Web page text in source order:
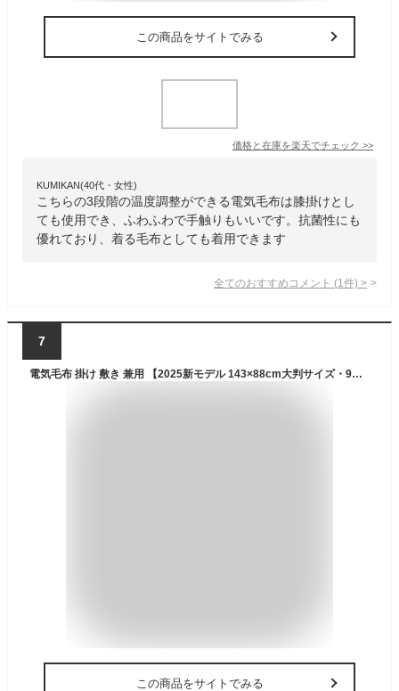
この商品をサイトでみる
価格と在庫を楽天でチェック >>
KUMIKAN(40代・女性)
こちらの3段階の温度調整ができる電気毛布は膝掛けとし
ても使用でき、ふわふわで手触りもいいです。抗菌性にも
優れており、着る毛布としても着用できます
全てのおすすめコメント (1 件) >
7
電気毛布 掛け 敷き 兼用 【2025新モデル 143×88cm大判サイズ・9箇所発熱】 電気ブランケット MAX65℃ 速暖 3段階温度調節 USB/DC給電 電気ひざ掛け 肩掛け 腰巻き 敷毛布 丸洗い可 6Hタイマー付き 切り忘れ防止 ダニ退治 日本製ヒーター 防寒対策 暖房器具 ふわふわ ブランケット 省エネ キャンプ 車中泊 テント泊 アウトドア オフィス (灰色 本体のみ)
この商品をサイトでみる